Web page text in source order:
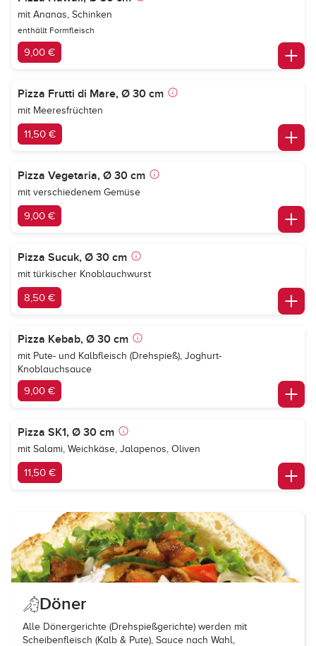
mit Ananas, Schinken
enthällt Formfleisch
9,00 €
Pizza Frutti di Mare, Ø 30 cm
mit Meeresfrüchten
11,50 €
Pizza Vegetaria, Ø 30 cm
mit verschiedenem Gemüse
9,00 €
Pizza Sucuk, Ø 30 cm
mit türkischer Knoblauchwurst
8,50 €
Pizza Kebab, Ø 30 cm
mit Pute- und Kalbfleisch (Drehspieß), Joghurt-
Knoblauchsauce
9,00 €
Pizza SK1, Ø 30 cm
mit Salami, Weichkäse, Jalapenos, Oliven
11,50 €
Döner
Alle Dönergerichte (Drehspießgerichte) werden mit
Scheibenfleisch (Kalb & Pute), Sauce nach Wahl,